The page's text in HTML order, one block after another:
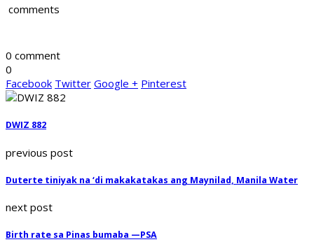
comments
0 comment
0
Facebook Twitter Google + Pinterest
DWIZ 882
previous post
Duterte tiniyak na ‘di makakatakas ang Maynilad, Manila Water
next post
Birth rate sa Pinas bumaba —PSA